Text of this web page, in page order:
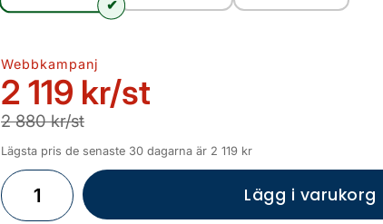
Webbkampanj
2 119 kr/st
2 880 kr/st
Lägsta pris de senaste 30 dagarna är 2 119 kr
Lägg i varukorg